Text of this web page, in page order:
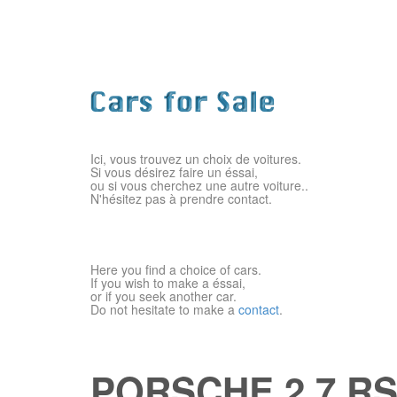
Ici, vous trouvez un choix de voitures.
Si vous désirez faire un éssai,
ou si vous cherchez une autre voiture..
N'hésitez pas à prendre contact.
Here you find a choice of cars.
If you wish to make a éssai,
or if you seek another car.
Do not hesitate to make a contact.